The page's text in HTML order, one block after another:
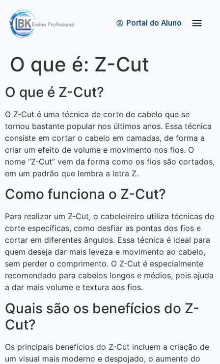
Portal do Aluno
O que é: Z-Cut
O que é Z-Cut?
O Z-Cut é uma técnica de corte de cabelo que se
tornou bastante popular nos últimos anos. Essa técnica
consiste em cortar o cabelo em camadas, de forma a
criar um efeito de volume e movimento nos fios. O
nome “Z-Cut” vem da forma como os fios são cortados,
em um padrão que lembra a letra Z.
Como funciona o Z-Cut?
Para realizar um Z-Cut, o cabeleireiro utiliza técnicas de
corte específicas, como desfiar as pontas dos fios e
cortar em diferentes ângulos. Essa técnica é ideal para
quem deseja dar mais leveza e movimento ao cabelo,
sem perder o comprimento. O Z-Cut é especialmente
recomendado para cabelos longos e médios, pois ajuda
a dar mais volume e textura aos fios.
Quais são os benefícios do Z-
Cut?
Os principais benefícios do Z-Cut incluem a criação de
um visual mais moderno e despojado, o aumento do